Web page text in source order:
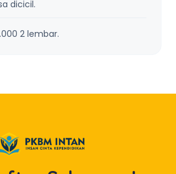
dicicil.
2 lembar.